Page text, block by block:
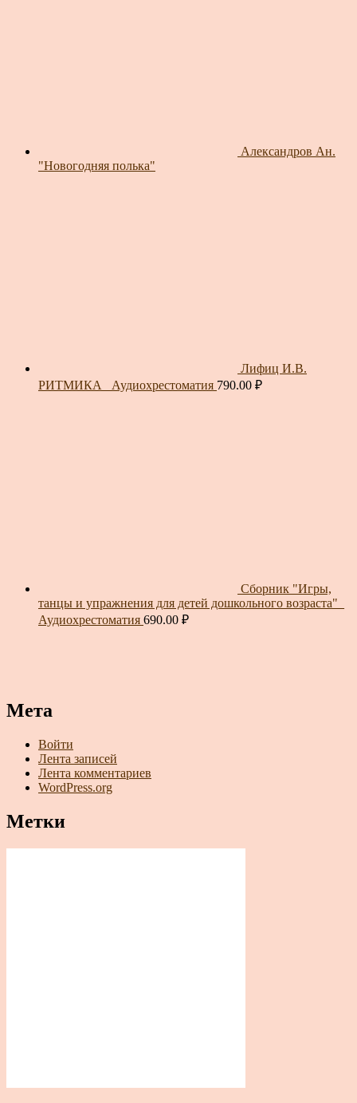
Александров Ан.
"Новогодняя полька"
Лифиц И.В.
РИТМИКА_ Аудиохрестоматия 790.00 ₽
Сборник "Игры,
танцы и упражнения для детей дошкольного возраста"_
Аудиохрестоматия 690.00 ₽
Мета
Войти
Лента записей
Лента комментариев
WordPress.org
Метки